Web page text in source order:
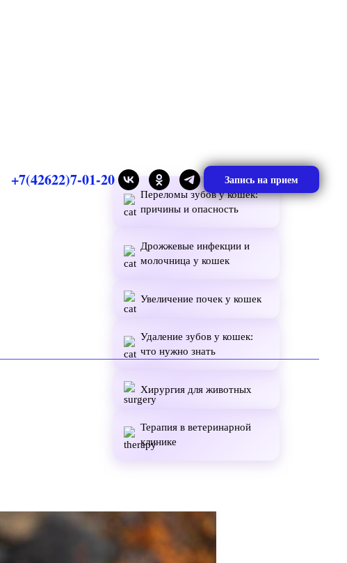
+7(42622)7-01-20 Запись на прием
Переломы зубов у кошек:
причины и опасность
Дрожжевые инфекции и
молочница у кошек
Увеличение почек у кошек
Удаление зубов у кошек:
что нужно знать
Хирургия для животных
Терапия в ветеринарной
клинике